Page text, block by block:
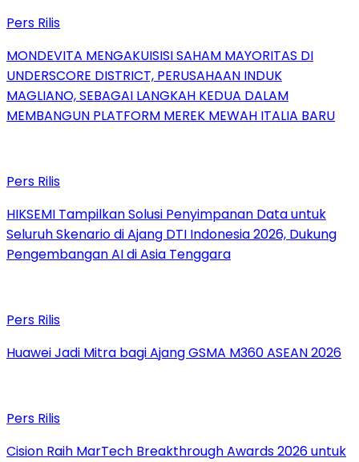
Pers Rilis
MONDEVITA MENGAKUISISI SAHAM MAYORITAS DI
UNDERSCORE DISTRICT, PERUSAHAAN INDUK
MAGLIANO, SEBAGAI LANGKAH KEDUA DALAM
MEMBANGUN PLATFORM MEREK MEWAH ITALIA BARU
Pers Rilis
HIKSEMI Tampilkan Solusi Penyimpanan Data untuk
Seluruh Skenario di Ajang DTI Indonesia 2026, Dukung
Pengembangan AI di Asia Tenggara
Pers Rilis
Huawei Jadi Mitra bagi Ajang GSMA M360 ASEAN 2026
Pers Rilis
Cision Raih MarTech Breakthrough Awards 2026 untuk